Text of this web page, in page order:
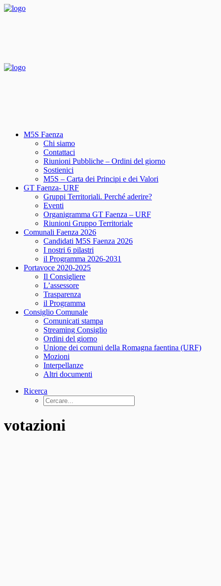
M5S Faenza
Chi siamo
Contattaci
Riunioni Pubbliche – Ordini del giorno
Sostienici
M5S – Carta dei Principi e dei Valori
GT Faenza- URF
Gruppi Territoriali. Perché aderire?
Eventi
Organigramma GT Faenza – URF
Riunioni Gruppo Territoriale
Comunali Faenza 2026
Candidati M5S Faenza 2026
I nostri 6 pilastri
il Programma 2026-2031
Portavoce 2020-2025
Il Consigliere
L’assessore
Trasparenza
il Programma
Consiglio Comunale
Comunicati stampa
Streaming Consiglio
Ordini del giorno
Unione dei comuni della Romagna faentina (URF)
Mozioni
Interpellanze
Altri documenti
Ricerca
votazioni